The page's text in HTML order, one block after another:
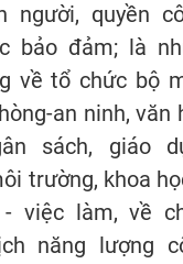
người, quyền
bảo đảm; là
về tổ chức bộ
an ninh, văn
sách, giáo
trường, khoa
việc làm, về
năng lượng